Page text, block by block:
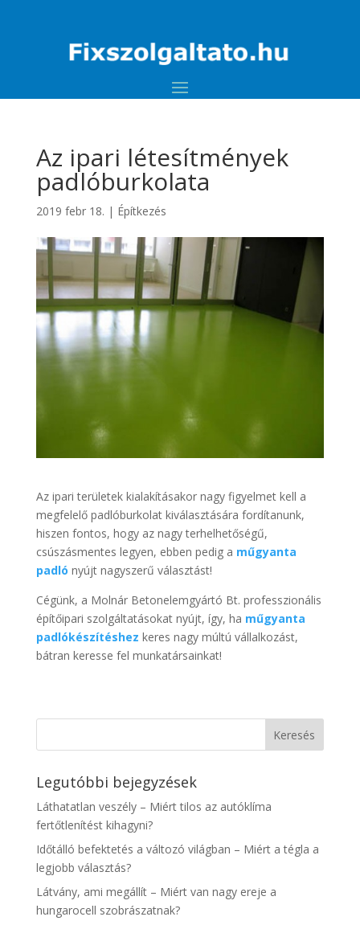
Az ipari létesítmények
padlóburkolata
2019 febr 18. | Építkezés
Az ipari területek kialakításakor nagy figyelmet kell a
megfelelő padlóburkolat kiválasztására fordítanunk,
hiszen fontos, hogy az nagy terhelhetőségű,
csúszásmentes legyen, ebben pedig a műgyanta
padló nyújt nagyszerű választást!
Cégünk, a Molnár Betonelemgyártó Bt. professzionális
építőipari szolgáltatásokat nyújt, így, ha műgyanta
padlókészítéshez keres nagy múltú vállalkozást,
bátran keresse fel munkatársainkat!
Legutóbbi bejegyzések
Láthatatlan veszély – Miért tilos az autóklíma
fertőtlenítést kihagyni?
Időtálló befektetés a változó világban – Miért a tégla a
legjobb választás?
Látvány, ami megállít – Miért van nagy ereje a
hungarocell szobrászatnak?